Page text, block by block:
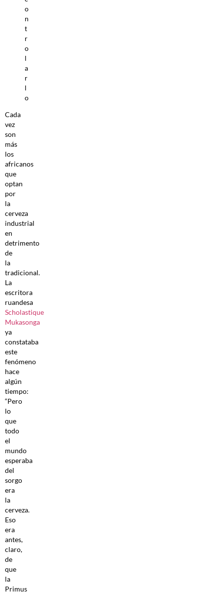
o
n
t
r
o
l
a
r
l
o
Cada
vez
son
más
los
africanos
que
optan
por
la
cerveza
industrial
en
detrimento
de
la
tradicional.
La
escritora
ruandesa
Scholastique
Mukasonga
ya
constataba
este
fenómeno
hace
algún
tiempo:
“Pero
lo
que
todo
el
mundo
esperaba
del
sorgo
era
la
cerveza.
Eso
era
antes,
claro,
de
que
la
Primus